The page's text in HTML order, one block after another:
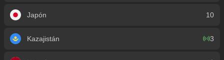
Japón 10
Kazajistán 3